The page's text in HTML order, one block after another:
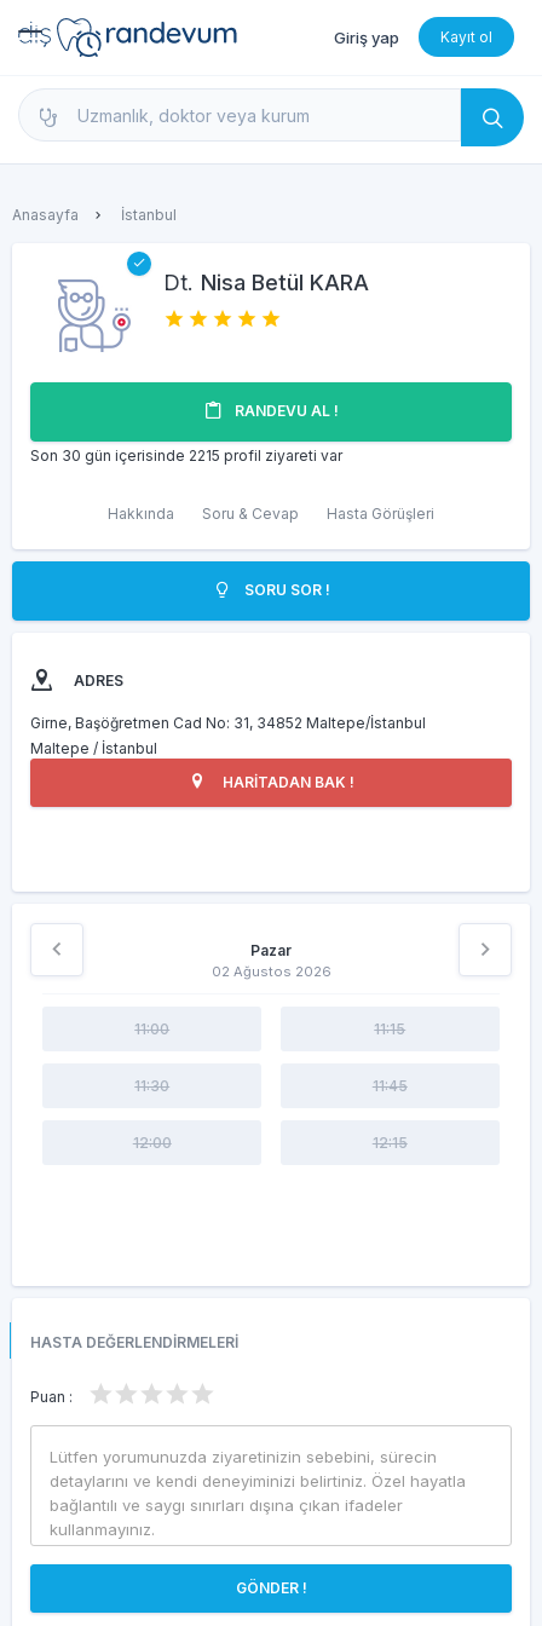
dishekimleri.net - Diş Hekimi Bul, Yorumları İncele
Giriş yap Kayıt ol
Anasayfa İstanbul
Dt. Nisa Betül KARA
RANDEVU AL !
Son 30 gün içerisinde 2215 profil ziyareti var
Hakkında Soru & Cevap Hasta Görüşleri
SORU SOR !
ADRES
Girne, Başöğretmen Cad No: 31, 34852 Maltepe/İstanbul
Maltepe / İstanbul
HARİTADAN BAK !
Pazar
02 Ağustos 2026
11:00 11:15
11:30 11:45
12:00 12:15
HASTA DEĞERLENDİRMELERİ
Puan :
GÖNDER !